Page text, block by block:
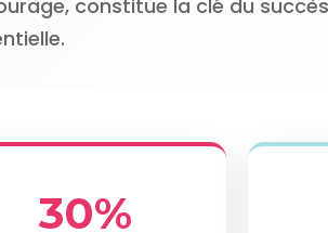
constitue la clé du
30%